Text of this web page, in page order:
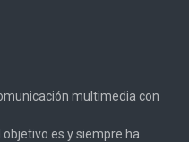
multimedia con
es y siempre ha